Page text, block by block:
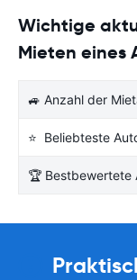
Wichtige
Mieten eines
🚙 Anzahl der
⭐ Beliebteste
🏆 Bestbewertete